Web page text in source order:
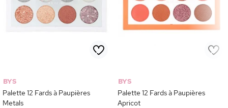
BYS
Palette 12 Fards à Paupières
Metals
BYS
Palette 12 Fards à Paupières
Apricot